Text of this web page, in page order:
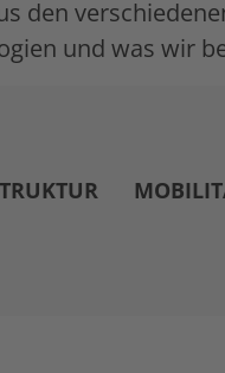
den
und was wir